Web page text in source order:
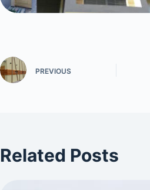
PREVIOUS
Related Posts